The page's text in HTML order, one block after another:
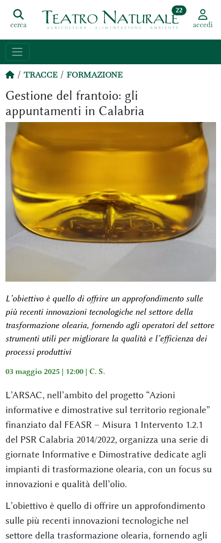
cerca
22
accedi
TRACCE FORMAZIONE
Gestione del frantoio: gli
appuntamenti in Calabria
L’obiettivo è quello di offrire un approfondimento sulle
più recenti innovazioni tecnologiche nel settore della
trasformazione olearia, fornendo agli operatori del settore
strumenti utili per migliorare la qualità e l’efficienza dei
processi produttivi
03 maggio 2025 | 12:00 | C. S.
L’ARSAC, nell’ambito del progetto “Azioni
informative e dimostrative sul territorio regionale”
finanziato dal FEASR – Misura 1 Intervento 1.2.1
del PSR Calabria 2014/2022, organizza una serie di
giornate Informative e Dimostrative dedicate agli
impianti di trasformazione olearia, con un focus su
innovazioni e qualità dell’olio.
L’obiettivo è quello di offrire un approfondimento
sulle più recenti innovazioni tecnologiche nel
settore della trasformazione olearia, fornendo agli